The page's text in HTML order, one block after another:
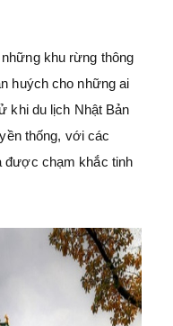
khu rừng thông
huých cho những ai
khi du lịch Nhật Bản
thống, với các
được chạm khắc tinh